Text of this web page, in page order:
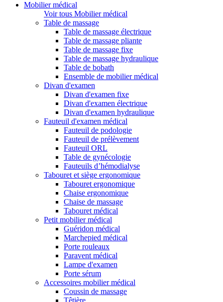
Mobilier médical
Voir tous Mobilier médical
Table de massage
Table de massage électrique
Table de massage pliante
Table de massage fixe
Table de massage hydraulique
Table de bobath
Ensemble de mobilier médical
Divan d'examen
Divan d'examen fixe
Divan d'examen électrique
Divan d'examen hydraulique
Fauteuil d'examen médical
Fauteuil de podologie
Fauteuil de prélèvement
Fauteuil ORL
Table de gynécologie
Fauteuils d’hémodialyse
Tabouret et siège ergonomique
Tabouret ergonomique
Chaise ergonomique
Chaise de massage
Tabouret médical
Petit mobilier médical
Guéridon médical
Marchepied médical
Porte rouleaux
Paravent médical
Lampe d'examen
Porte sérum
Accessoires mobilier médical
Coussin de massage
Têtière